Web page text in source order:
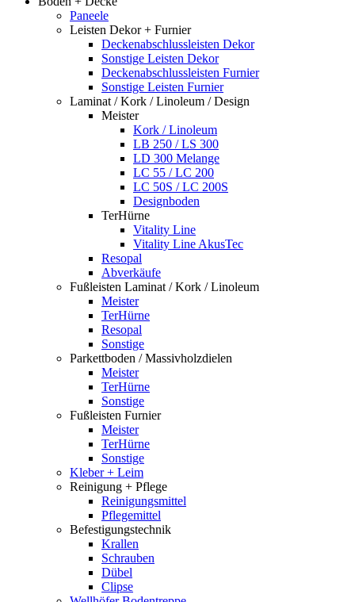
Paneele
Leisten Dekor + Furnier
Deckenabschlussleisten Dekor
Sonstige Leisten Dekor
Deckenabschlussleisten Furnier
Sonstige Leisten Furnier
Laminat / Kork / Linoleum / Design
Meister
Kork / Linoleum
LB 250 / LS 300
LD 300 Melange
LC 55 / LC 200
LC 50S / LC 200S
Designboden
TerHürne
Vitality Line
Vitality Line AkusTec
Resopal
Abverkäufe
Fußleisten Laminat / Kork / Linoleum
Meister
TerHürne
Resopal
Sonstige
Parkettboden / Massivholzdielen
Meister
TerHürne
Sonstige
Fußleisten Furnier
Meister
TerHürne
Sonstige
Kleber + Leim
Reinigung + Pflege
Reinigungsmittel
Pflegemittel
Befestigungstechnik
Krallen
Schrauben
Dübel
Clipse